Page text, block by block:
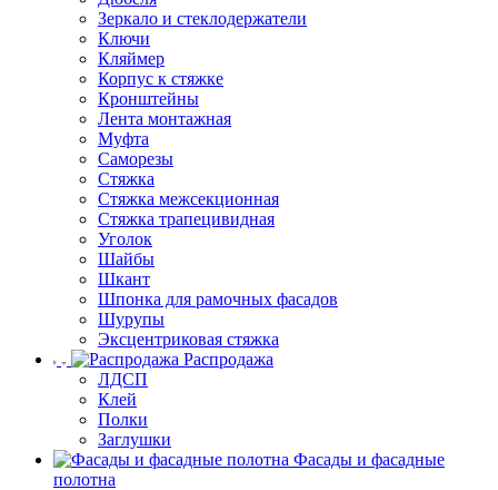
Зеркало и стеклодержатели
Ключи
Кляймер
Корпус к стяжке
Кронштейны
Лента монтажная
Муфта
Саморезы
Стяжка
Стяжка межсекционная
Стяжка трапецивидная
Уголок
Шайбы
Шкант
Шпонка для рамочных фасадов
Шурупы
Эксцентриковая стяжка
Распродажа
ЛДСП
Клей
Полки
Заглушки
Фасады и фасадные
полотна